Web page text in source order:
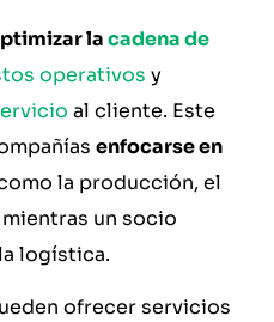
lacadena de
operativos y
al cliente. Este
enfocarse en
la producción, el
un socio
logística.
ofrecer servicios